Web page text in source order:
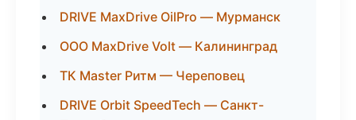
DRIVE MaxDrive OilPro — Мурманск
ООО MaxDrive Volt — Калининград
ТК Master Ритм — Череповец
DRIVE Orbit SpeedTech — Санкт-